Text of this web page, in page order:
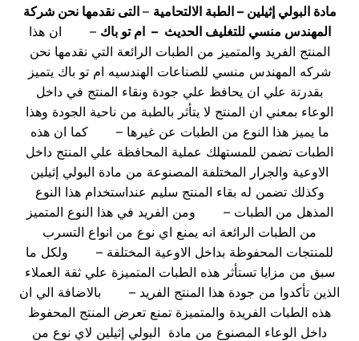
مادة البولي إثيلين – الطبة الالتحامية – التى نقدمها نحن شركة
المهندس منسي للتغليف الحديث – ام تو باك – ان هذا
المنتج الفريد والمتميز من الطبات الرائعة التي نقدمها نحن
شركه المهندس منسي للصناعات الهندسيه ام تو باك يتميز
بقدرتة علي ان يحافظ علي جودة ونقاء المنتج في داخل
الوعاء بمعني ان المنتج لا يتأثر بالطبة من ناحية الجودة وهذا
ما يميز هذا النوع من الطبات عن غيرها – كما ان هذه
الطبات تضمن للمستهلك عملية المحافظة علي المنتج داخل
الاوعية والجرار المختلفة المصنوعة من مادة البولي إثيلين
وكذلك تضمن له بقاء المنتج سليم عنداستخدام هذا النوع
المذهل من الطبات – ومن الفريد في هذا النوع المتميز
من الطبات الرائعة انه يمنع اي نوع من انواع التسرب
للمنتجات المحفوظة بداخل الاوعية المختلفة – ولكل ما
سبق من مزايا تستأثر هذه الطبات المتميزة علي ثقة العملاء
الذين تأكدوا من جودة هذا المنتج الفريد – بالاضافة الي ان
هذه الطبات الفريدة والمتميزة تمنع تعرض المنتج المحفوظ
داخل الوعاء المصنوع من مادة البولي إثيلين لاي نوع من